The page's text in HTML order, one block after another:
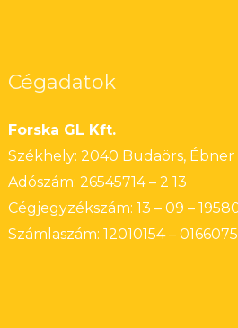
Cégadatok
Forska GL Kft.
Székhely: 2040 Budaörs, Ébner
Adószám: 26545714 – 2 13
Cégjegyzékszám: 13 – 09 –
Számlaszám: 12010154 –